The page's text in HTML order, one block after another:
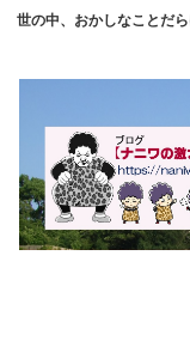
世の中、おかしなことだ